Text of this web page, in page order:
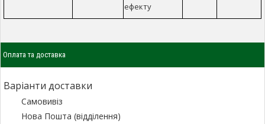
ефекту
Оплата та доставка
Варіанти доставки
Самовивіз
Нова Пошта (відділення)